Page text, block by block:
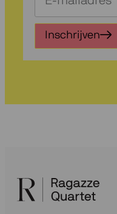
je
in
voor
onze
Inschrijven